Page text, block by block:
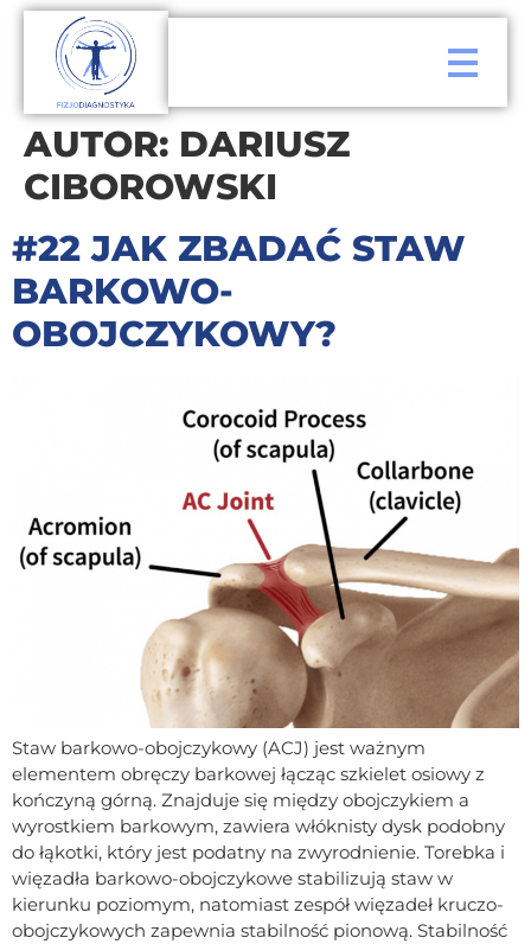
AUTOR: DARIUSZ
CIBOROWSKI
#22 JAK ZBADAĆ STAW
BARKOWO-
OBOJCZYKOWY?
Staw barkowo-obojczykowy (ACJ) jest ważnym
elementem obręczy barkowej łącząc szkielet osiowy z
kończyną górną. Znajduje się między obojczykiem a
wyrostkiem barkowym, zawiera włóknisty dysk podobny
do łąkotki, który jest podatny na zwyrodnienie. Torebka i
więzadła barkowo-obojczykowe stabilizują staw w
kierunku poziomym, natomiast zespół więzadeł kruczo-
obojczykowych zapewnia stabilność pionową. Stabilność